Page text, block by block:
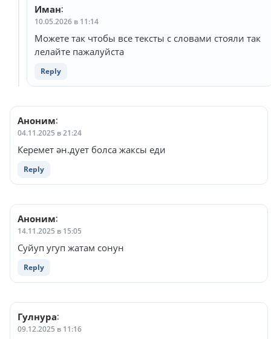
Иман:
10.05.2026 в 11:14
Можете так чтобы все тексты с словами стояли так
лелайте пажалуйста
Reply
Аноним:
04.11.2025 в 21:24
Керемет ән.дует болса жаксы еди
Reply
Аноним:
14.11.2025 в 15:05
Суйуп угуп жатам сонун
Reply
Гулнура:
09.12.2025 в 11:16